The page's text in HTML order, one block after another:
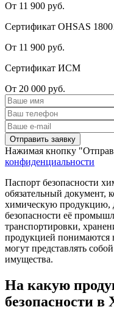
От 11 900 руб.
Сертификат OHSAS
От 11 900 руб.
Сертификат ИСМ
От 20 000 руб.
Нажимая кнопку
конфиденциальности
Паспорт безопасности
обязательный документ,
химическую продукцию,
безопасности её
транспортировки,
продукцией понимаются
могут представлять
имущества.
На какую
безопасности